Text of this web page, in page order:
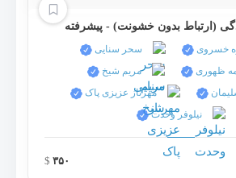
(ارتباط بدون خشونت) - پیشرفته
خسروی
سحر سنايی
ظهوری
مریم شیخ
مهرناز عزیزی پاک
نيلوفر وحدت
۳۵۰ $